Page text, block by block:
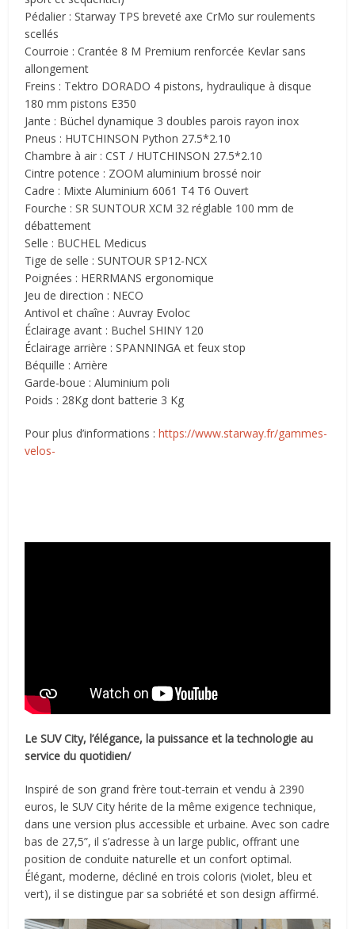
Pédalier : Starway TPS breveté axe CrMo sur roulements
scellés
Courroie : Crantée 8 M Premium renforcée Kevlar sans
allongement
Freins : Tektro DORADO 4 pistons, hydraulique à disque
180 mm pistons E350
Jante : Büchel dynamique 3 doubles parois rayon inox
Pneus : HUTCHINSON Python 27.5*2.10
Chambre à air : CST / HUTCHINSON 27.5*2.10
Cintre potence : ZOOM aluminium brossé noir
Cadre : Mixte Aluminium 6061 T4 T6 Ouvert
Fourche : SR SUNTOUR XCM 32 réglable 100 mm de
débattement
Selle : BUCHEL Medicus
Tige de selle : SUNTOUR SP12-NCX
Poignées : HERRMANS ergonomique
Jeu de direction : NECO
Antivol et chaîne : Auvray Evoloc
Éclairage avant : Buchel SHINY 120
Éclairage arrière : SPANNINGA et feux stop
Béquille : Arrière
Garde-boue : Aluminium poli
Poids : 28Kg dont batterie 3 Kg
Pour plus d’informations :https://www.starway.fr/gammes-
velos-
Le SUV City, l’élégance, la puissance et la technologie au
service du quotidien/
Inspiré de son grand frère tout-terrain et vendu à 2390
euros, le SUV City hérite de la même exigence technique,
dans une version plus accessible et urbaine. Avec son cadre
bas de 27,5”, il s’adresse à un large public, offrant une
position de conduite naturelle et un confort optimal.
Élégant, moderne, décliné en trois coloris (violet, bleu et
vert), il se distingue par sa sobriété et son design affirmé.